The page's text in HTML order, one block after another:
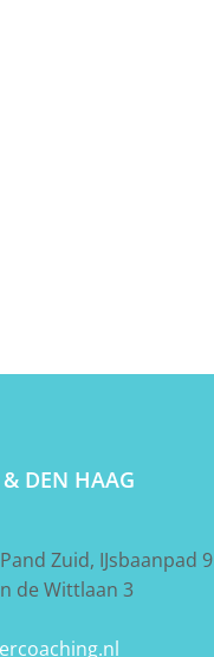
DEN HAAG
Zuid, IJsbaanpad 9
de Wittlaan 3